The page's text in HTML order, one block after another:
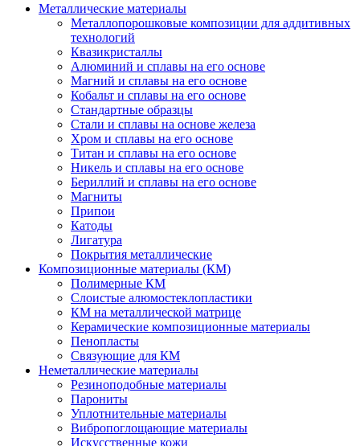
Металлические материалы
Металлопорошковые композиции для аддитивных
технологий
Квазикристаллы
Алюминий и сплавы на его основе
Магний и сплавы на его основе
Кобальт и сплавы на его основе
Стандартные образцы
Стали и сплавы на основе железа
Хром и сплавы на его основе
Титан и сплавы на его основе
Никель и сплавы на его основе
Бериллий и сплавы на его основе
Магниты
Припои
Катоды
Лигатура
Покрытия металлические
Композиционные материалы (КМ)
Полимерные КМ
Слоистые алюмостеклопластики
КМ на металлической матрице
Керамические композиционные материалы
Пенопласты
Связующие для КМ
Неметаллические материалы
Резиноподобные материалы
Парониты
Уплотнительные материалы
Вибропоглощающие материалы
Искусственные кожи